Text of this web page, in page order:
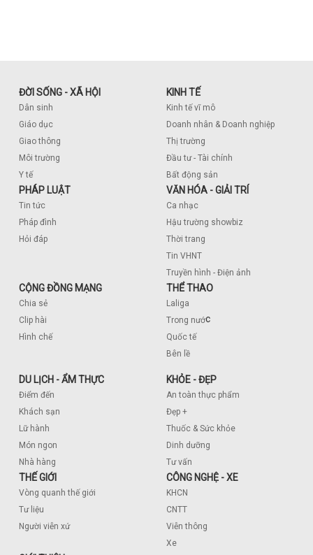
ĐỜI SỐNG - XÃ HỘI
Dân sinh
Giáo dục
Giao thông
Môi trường
Y tế
KINH TẾ
Kinh tế vĩ mô
Doanh nhân & Doanh nghiệp
Thị trường
Đầu tư - Tài chính
Bất động sản
PHÁP LUẬT
Tin tức
Pháp đình
Hỏi đáp
VĂN HÓA - GIẢI TRÍ
Ca nhạc
Hậu trường showbiz
Thời trang
Tin VHNT
Truyền hình - Điện ảnh
CỘNG ĐỒNG MẠNG
Chia sẻ
Clip hài
Hình chế
THỂ THAO
Laliga
Trong nước
Quốc tế
Bên lề
DU LỊCH - ẨM THỰC
Điểm đến
Khách sạn
Lữ hành
Món ngon
Nhà hàng
KHỎE - ĐẸP
An toàn thực phẩm
Đẹp +
Thuốc & Sức khỏe
Dinh dưỡng
Tư vấn
THẾ GIỚI
Vòng quanh thế giới
Tư liệu
Người viễn xứ
CÔNG NGHỆ - XE
KHCN
CNTT
Viễn thông
Xe